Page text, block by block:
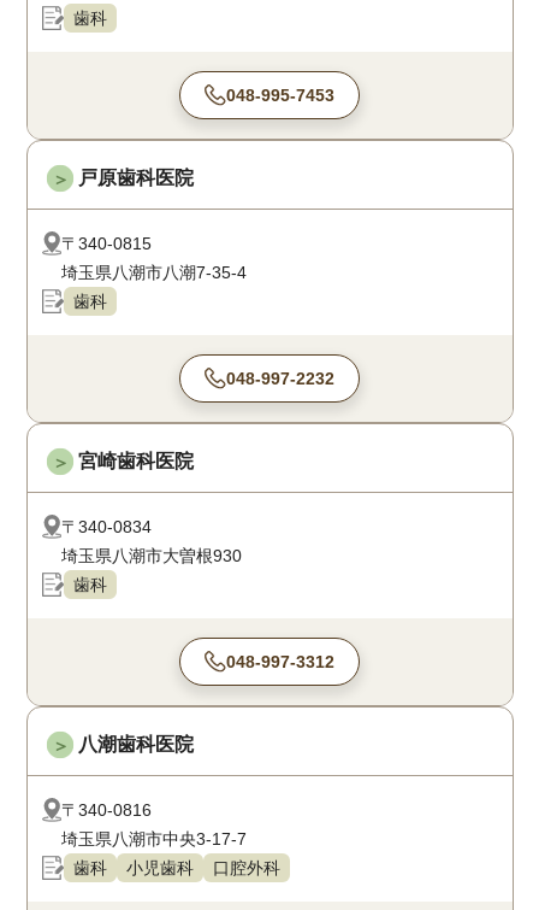
歯科
048-995-7453
＞ 戸原歯科医院
〒340-0815
埼玉県八潮市八潮7-35-4
歯科
048-997-2232
＞ 宮崎歯科医院
〒340-0834
埼玉県八潮市大曽根930
歯科
048-997-3312
＞ 八潮歯科医院
〒340-0816
埼玉県八潮市中央3-17-7
歯科
小児歯科 口腔外科